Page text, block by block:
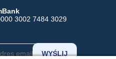
3002 7484 3029